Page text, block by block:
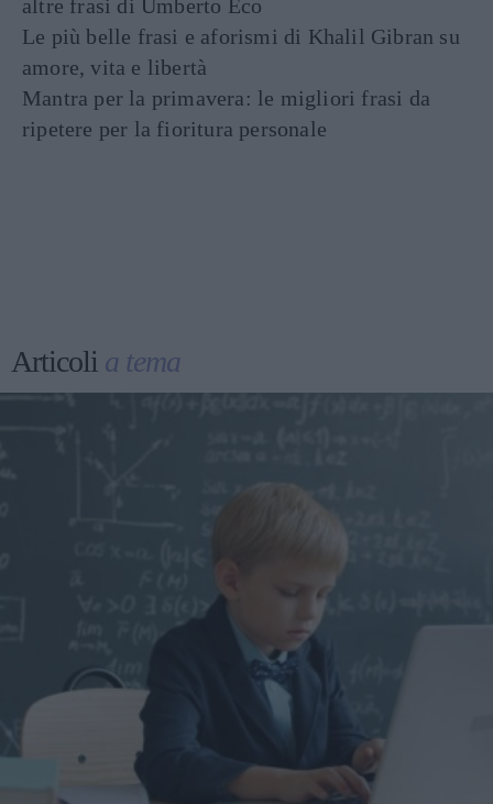
altre frasi di Umberto Eco
Le più belle frasi e aforismi di Khalil Gibran su
amore, vita e libertà
Mantra per la primavera: le migliori frasi da
ripetere per la fioritura personale
Articoli a tema